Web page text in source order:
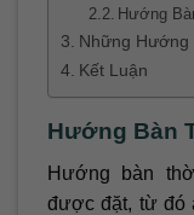
Hướng
Những Hướng
Kết Luận
Hướng Bàn
Hướng bàn
được đặt, từ đó